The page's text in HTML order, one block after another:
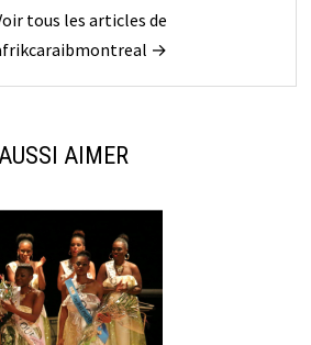
tous les articles de
→
AIMER